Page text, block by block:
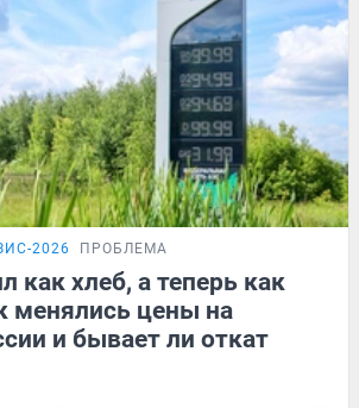
2026 ПРОБЛЕМА
как хлеб, а теперь как
менялись цены на
и бывает ли откат